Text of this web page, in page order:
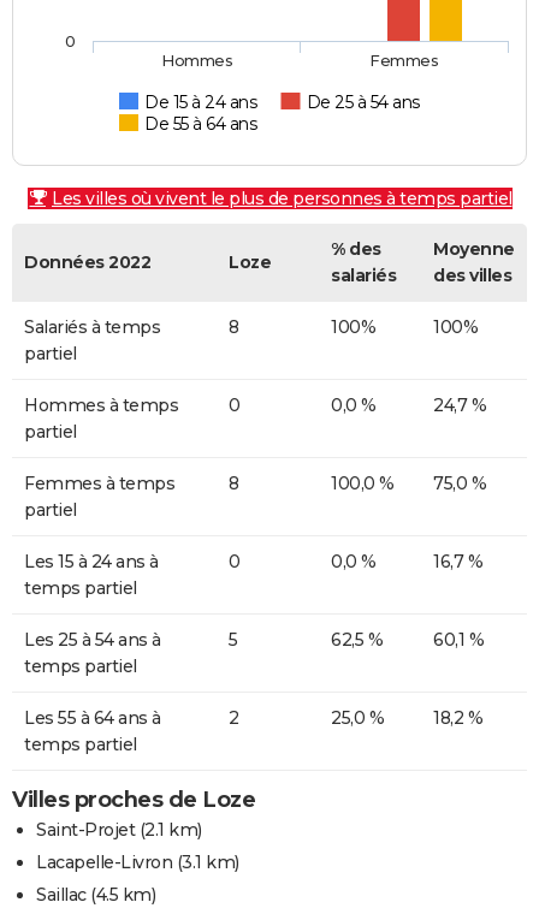
De 15 à 24 ans
De 25 à 54 ans
De 55 à 64 ans
Hommes Femmes
0
Les villes où vivent le plus de personnes à temps partiel
Données 2022 Loze
% des
salariés
Moyenne
des villes
Salariés à temps
partiel
8 100% 100%
Hommes à temps
partiel
0 0,0 % 24,7 %
Femmes à temps
partiel
8 100,0 % 75,0 %
Les 15 à 24 ans à
temps partiel
0 0,0 % 16,7 %
Les 25 à 54 ans à
temps partiel
5 62,5 % 60,1 %
Les 55 à 64 ans à
temps partiel
2 25,0 % 18,2 %
Villes proches de Loze
Saint-Projet(2.1 km)
Lacapelle-Livron (3.1 km)
Saillac(4.5 km)